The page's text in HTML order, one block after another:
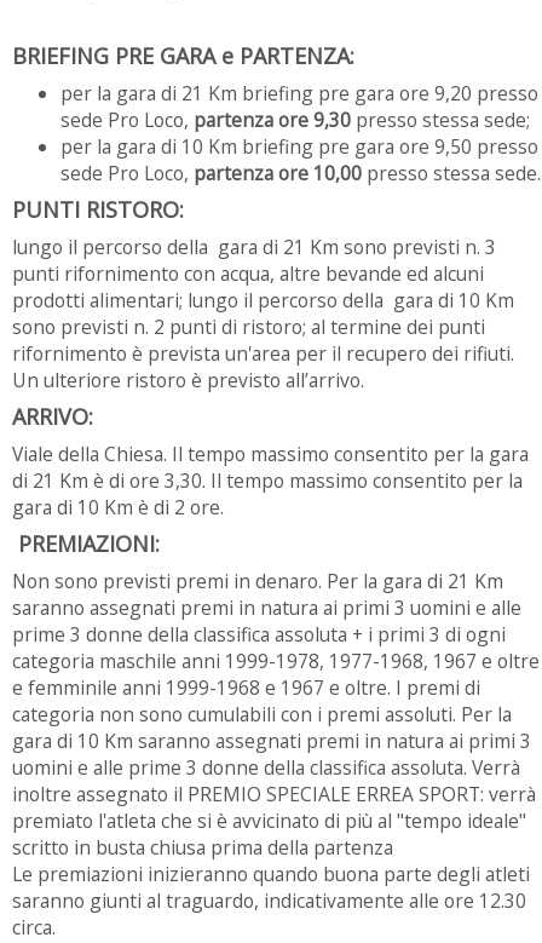
BRIEFING PRE GARA e PARTENZA:
per la gara di 21 Km briefing pre gara ore 9,20 presso
sede Pro Loco, partenza ore 9,30 presso stessa sede;
per la gara di 10 Km briefing pre gara ore 9,50 presso
sede Pro Loco, partenza ore 10,00 presso stessa sede.
PUNTI RISTORO:
lungo il percorso della gara di 21 Km sono previsti n. 3
punti rifornimento con acqua, altre bevande ed alcuni
prodotti alimentari; lungo il percorso della gara di 10 Km
sono previsti n. 2 punti di ristoro; al termine dei punti
rifornimento è prevista un'area per il recupero dei rifiuti.
Un ulteriore ristoro è previsto all’arrivo.
ARRIVO:
Viale della Chiesa. Il tempo massimo consentito per la gara
di 21 Km è di ore 3,30. Il tempo massimo consentito per la
gara di 10 Km è di 2 ore.
PREMIAZIONI:
Non sono previsti premi in denaro. Per la gara di 21 Km
saranno assegnati premi in natura ai primi 3 uomini e alle
prime 3 donne della classifica assoluta + i primi 3 di ogni
categoria maschile anni 1999-1978, 1977-1968, 1967 e oltre
e femminile anni 1999-1968 e 1967 e oltre. I premi di
categoria non sono cumulabili con i premi assoluti. Per la
gara di 10 Km saranno assegnati premi in natura ai primi 3
uomini e alle prime 3 donne della classifica assoluta. Verrà
inoltre assegnato il PREMIO SPECIALE ERREA SPORT: verrà
premiato l'atleta che si è avvicinato di più al "tempo ideale"
scritto in busta chiusa prima della partenza
Le premiazioni inizieranno quando buona parte degli atleti
saranno giunti al traguardo, indicativamente alle ore 12.30
circa.